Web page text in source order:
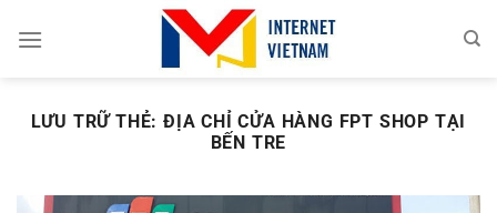
đến
LƯU TRỮ THẺ:ĐỊA CHỈ CỬA HÀNG FPT SHOP TẠI
BẾN TRE